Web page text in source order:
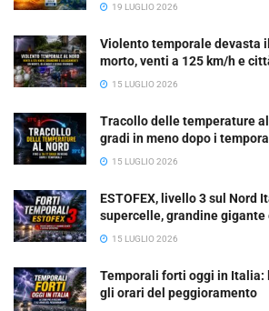
19 LUGLIO 2026
Violento temporale devasta
morto, venti a 125 km/h e
15 LUGLIO 2026
Tracollo delle temperature
gradi in meno dopo i
15 LUGLIO 2026
ESTOFEX, livello 3 sul Nord
supercelle, grandine
15 LUGLIO 2026
Temporali forti oggi in Italia:
gli orari del peggioramento